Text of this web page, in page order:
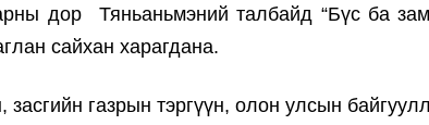
дор Тяньаньмэний талбайд “Бүс ба
сайхан харагдана.
газрын тэргүүн, олон улсын